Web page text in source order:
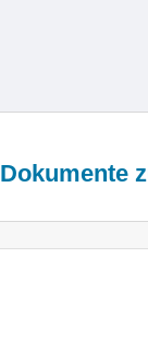
Dokumente